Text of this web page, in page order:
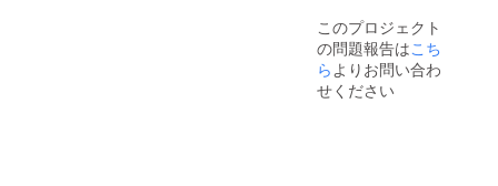
このプロジェクト
の問題報告はこち
ら よりお問い合わ
せください